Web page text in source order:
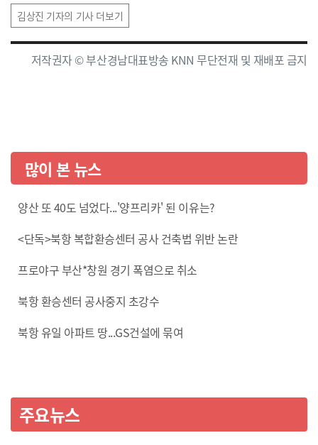
김상진 기자의 기사 더보기
저작권자 © 부산경남대표방송 KNN 무단전재 및 재배포 금지
많이 본 뉴스
양산 또 40도 넘었다...'양프리카' 된 이유는?
<단독>북항 복합환승센터 공사 건축법 위반 논란
프로야구 부산*창원 경기 폭염으로 취소
북항 환승센터 공사중지 초강수
북항 유일 아파트 땅...GS건설에 묶여
주요뉴스